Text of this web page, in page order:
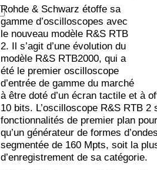
Rohde & Schwarz étoffe sa
gamme d’oscilloscopes avec
le nouveau modèle R&S RTB
2. Il s’agit d’une évolution du
modèle R&S RTB2000, qui a
été le premier oscilloscope
d’entrée de gamme du marché
à être doté d’un écran tactile et à
10 bits. L’oscilloscope R&S RTB 2
fonctionnalités de premier plan
qu’un générateur de formes
segmentée de 160 Mpts, soit la
d’enregistrement de sa catégorie.